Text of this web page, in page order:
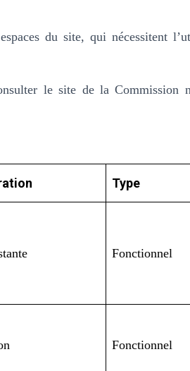
du site, qui nécessitent
le site de la Commission
Type
Fonctionnel
Fonctionnel